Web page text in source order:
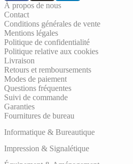
À propos de nous
Contact
Conditions générales de vente
Mentions légales
Politique de confidentialité
Politique relative aux cookies
Livraison
Retours et remboursements
Modes de paiement
Questions fréquentes
Suivi de commande
Garanties
Fournitures de bureau
Informatique & Bureautique
Impression & Signalétique